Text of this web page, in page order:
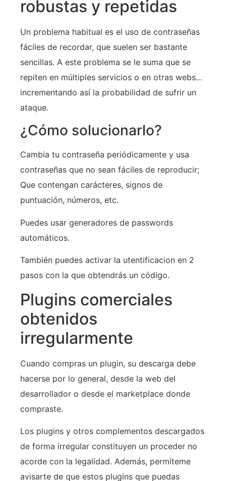
robustas y repetidas
Un problema habitual es el uso de contraseñas
fáciles de recordar, que suelen ser bastante
sencillas. A este problema se le suma que se
repiten en múltiples servicios o en otras webs…
incrementando así la probabilidad de sufrir un
ataque.
¿Cómo solucionarlo?
Cambia tu contraseña periódicamente y usa
contraseñas que no sean fáciles de reproducir;
Que contengan carácteres, signos de
puntuación, números, etc.
Puedes usar generadores de passwords
automáticos.
También puedes activar la utentificacion en 2
pasos con la que obtendrás un código.
Plugins comerciales
obtenidos
irregularmente
Cuando compras un plugin, su descarga debe
hacerse por lo general, desde la web del
desarrollador o desde el marketplace donde
compraste.
Los plugins y otros complementos descargados
de forma irregular constituyen un proceder no
acorde con la legalidad. Además, permíteme
avisarte de que estos plugins que puedas